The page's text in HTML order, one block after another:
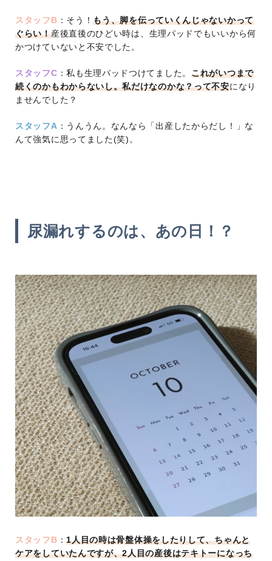
スタッフB ：そう！もう、脚を伝っていくんじゃないかって
ぐらい！産後直後のひどい時は、生理パッドでもいいから何
かつけていないと不安でした。
スタッフC ：私も生理パッドつけてました。 これがいつまで
続くのかもわからないし。私だけなのかな？って不安になり
ませんでした？
スタッフA ：うんうん。なんなら「出産したからだし！」な
んて強気に思ってました(笑)。
尿漏れするのは、あの日！？
スタッフB ：1人目の時は骨盤体操をしたりして、ちゃんと
ケアをしていたんですが、2人目の産後はテキトーになっち